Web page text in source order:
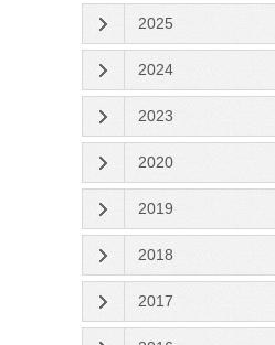
2025
2024
2023
2020
2019
2018
2017